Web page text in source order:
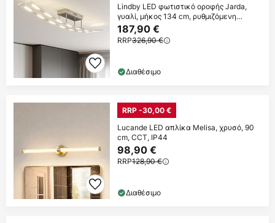
Lindby LED φωτιστικό οροφής Jarda,
γυαλί, μήκος 134 cm, ρυθμιζόμενη
ένταση
187,90 €
RRP326,90 €
Διαθέσιμο
RRP -30,00 €
Lucande LED απλίκα Melisa, χρυσό, 90
cm, CCT, IP44
98,90 €
RRP128,90 €
Διαθέσιμο